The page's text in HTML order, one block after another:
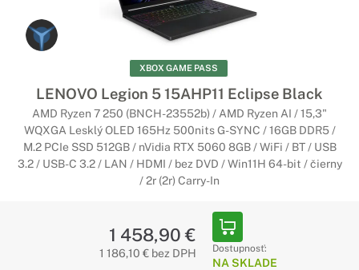
XBOX GAME PASS
LENOVO Legion 5 15AHP11 Eclipse Black
AMD Ryzen 7 250 (BNCH-23552b) / AMD Ryzen AI / 15,3"
WQXGA Lesklý OLED 165Hz 500nits G-SYNC / 16GB DDR5 /
M.2 PCIe SSD 512GB / nVidia RTX 5060 8GB / WiFi / BT / USB
3.2 / USB-C 3.2 / LAN / HDMI / bez DVD / Win11H 64-bit / čierny
/ 2r (2r) Carry-In
1 458,90 €
1 186,10 € bez DPH Dostupnosť:
NA SKLADE